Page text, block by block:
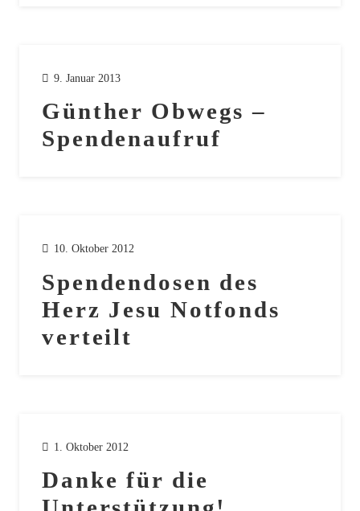
9. Januar 2013
Günther Obwegs –
Spendenaufruf
10. Oktober 2012
Spendendosen des
Herz Jesu Notfonds
verteilt
1. Oktober 2012
Danke für die